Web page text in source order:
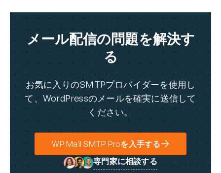
メール配信の問題を解決す
る
お気に入りのSMTPプロバイダーを使用し
て、WordPressのメールを確実に送信して
ください。
WP Mail SMTP Proを入手する
専門家に相談する